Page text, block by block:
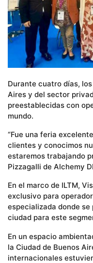
Durante cuatro días,
Aires y del sector
preestablecidas con
mundo.
“Fue una feria
clientes y conocimos
estaremos trabajando
Pizzagalli de Alchemy
En el marco de ILTM,
exclusivo para
especializada donde
ciudad para este
En un espacio
la Ciudad de Buenos
internacionales